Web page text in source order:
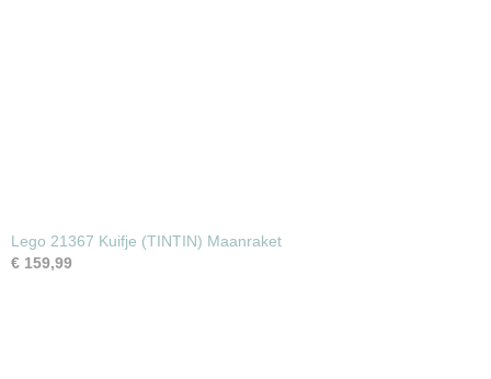
Lego 21367 Kuifje (TINTIN) Maanraket
€ 159,99